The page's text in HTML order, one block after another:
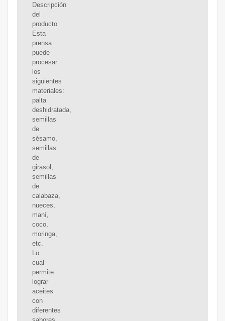
Descripción
del
producto
Esta
prensa
puede
procesar
los
siguientes
materiales:
palta
deshidratada,
semillas
de
sésamo,
semillas
de
girasol,
semillas
de
calabaza,
nueces,
maní,
coco,
moringa,
etc.
Lo
cual
permite
lograr
aceites
con
diferentes